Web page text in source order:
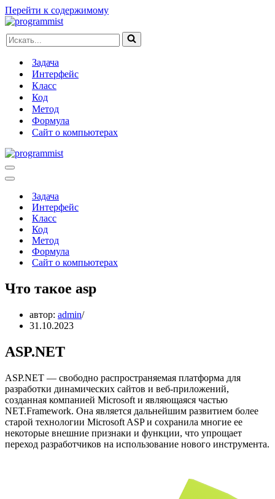
Перейти к содержимому
Искать...
Задача
Интерфейс
Класс
Код
Метод
Формула
Сайт о компьютерах
Меню
навигации
Меню
навигацииЗадача
Интерфейс
Класс
Код
Метод
Формула
Сайт о компьютерах
Что такое asp
автор: admin
31.10.2023
ASP.NET
ASP.NET — свободно распространяемая платформа для
разработки динамических сайтов и веб-приложений,
созданная компанией Microsoft и являющаяся частью
NET.Framework. Она является дальнейшим развитием более
старой технологии Microsoft ASP и сохранила многие ее
некоторые внешние признаки и функции, что упрощает
переход разработчиков на использование нового инструмента.